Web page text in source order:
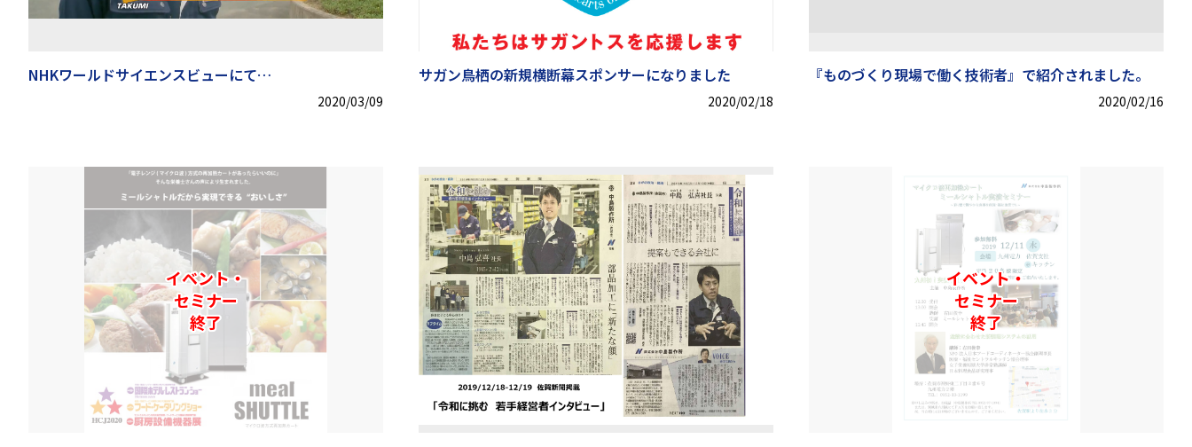
NHKワールドサイエンスビューにて
中島製作所のミールシャトルが紹介されました。2020/03/09
サガン鳥栖の新規横断幕スポンサーになりました
2020/02/18
『ものづくり現場で働く技術者』で紹介されました。
2020/02/16
イベント・
セミナー
終了
イベント・
セミナー
終了